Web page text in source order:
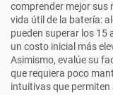
comprender mejor sus
vida útil de la batería:
pueden superar los 15
un costo inicial más
Asimismo, evalúe su
que requiera poco
intuitivas que permiten